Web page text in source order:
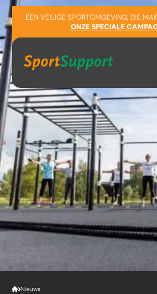
Sla navigatie over
EEN VEILIGE SPORTOMGEVING, DIE
ONZE SPECIALE
Nieuws